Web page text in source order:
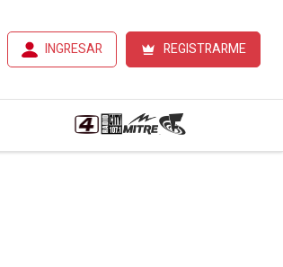
INGRESAR REGISTRARME